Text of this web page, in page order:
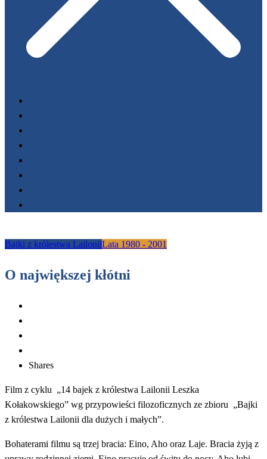
Bajki z królestwa LailoniiLata 1980 - 2001
O największej kłótni
Shares
Film z cyklu „14 bajek z królestwa Lailonii Leszka
Kołakowskiego” wg przypowieści filozoficznych ze zbioru „Bajki
z królestwa Lailonii dla dużych i małych”.
Bohaterami filmu są trzej bracia: Eino, Aho oraz Laje. Bracia żyją z